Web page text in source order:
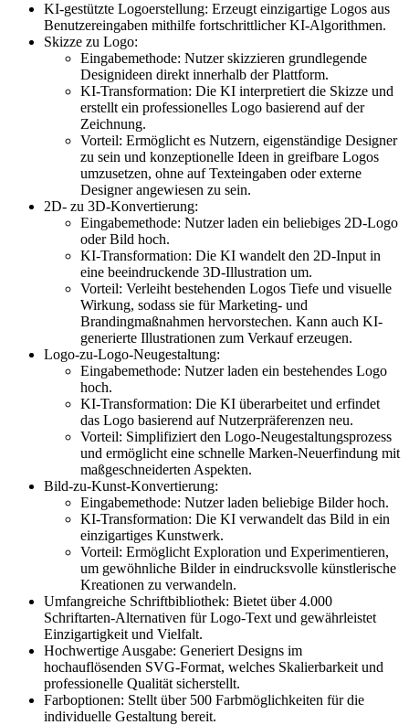
KI-gestützte Logoerstellung: Erzeugt einzigartige Logos aus
Benutzereingaben mithilfe fortschrittlicher KI-Algorithmen.
Skizze zu Logo:
Eingabemethode: Nutzer skizzieren grundlegende
Designideen direkt innerhalb der Plattform.
KI-Transformation: Die KI interpretiert die Skizze und
erstellt ein professionelles Logo basierend auf der
Zeichnung.
Vorteil: Ermöglicht es Nutzern, eigenständige Designer
zu sein und konzeptionelle Ideen in greifbare Logos
umzusetzen, ohne auf Texteingaben oder externe
Designer angewiesen zu sein.
2D- zu 3D-Konvertierung:
Eingabemethode: Nutzer laden ein beliebiges 2D-Logo
oder Bild hoch.
KI-Transformation: Die KI wandelt den 2D-Input in
eine beeindruckende 3D-Illustration um.
Vorteil: Verleiht bestehenden Logos Tiefe und visuelle
Wirkung, sodass sie für Marketing- und
Brandingmaßnahmen hervorstechen. Kann auch KI-
generierte Illustrationen zum Verkauf erzeugen.
Logo-zu-Logo-Neugestaltung:
Eingabemethode: Nutzer laden ein bestehendes Logo
hoch.
KI-Transformation: Die KI überarbeitet und erfindet
das Logo basierend auf Nutzerpräferenzen neu.
Vorteil: Simplifiziert den Logo-Neugestaltungsprozess
und ermöglicht eine schnelle Marken-Neuerfindung mit
maßgeschneiderten Aspekten.
Bild-zu-Kunst-Konvertierung:
Eingabemethode: Nutzer laden beliebige Bilder hoch.
KI-Transformation: Die KI verwandelt das Bild in ein
einzigartiges Kunstwerk.
Vorteil: Ermöglicht Exploration und Experimentieren,
um gewöhnliche Bilder in eindrucksvolle künstlerische
Kreationen zu verwandeln.
Umfangreiche Schriftbibliothek: Bietet über 4.000
Schriftarten-Alternativen für Logo-Text und gewährleistet
Einzigartigkeit und Vielfalt.
Hochwertige Ausgabe: Generiert Designs im
hochauflösenden SVG-Format, welches Skalierbarkeit und
professionelle Qualität sicherstellt.
Farboptionen: Stellt über 500 Farbmöglichkeiten für die
individuelle Gestaltung bereit.